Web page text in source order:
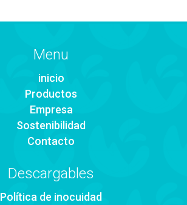
Menu
inicio
Productos
Empresa
Sostenibilidad
Contacto
Descargables
Política de inocuidad